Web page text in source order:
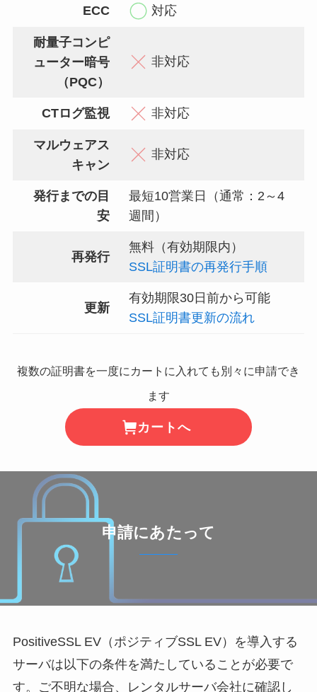
ECC 対応
耐量子コンピ
ューター暗号
（PQC）
非対応
CTログ監視 非対応
マルウェアス
キャン
非対応
発行までの目
安
最短10営業日（通常：2～4
週間）
再発行
無料（有効期限内）
SSL証明書の再発行手順
更新
有効期限30日前から可能
SSL証明書更新の流れ
複数の証明書を一度にカートに入れても別々に申請でき
ます
カートへ
申請にあたって
PositiveSSL EV（ポジティブSSL EV）を導入する
サーバは以下の条件を満たしていることが必要で
す。ご不明な場合、レンタルサーバ会社に確認し